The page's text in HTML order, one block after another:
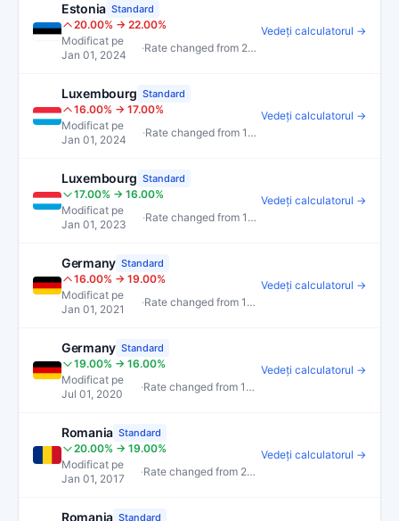
Estonia Standard
20.00% → 22.00%
Modificat pe
Jan 01, 2024
· Rate changed from 20.00% to 22.00%
Vedeți calculatorul →
Luxembourg Standard
16.00% → 17.00%
Modificat pe
Jan 01, 2024
· Rate changed from 16.00% to 17.00%
Vedeți calculatorul →
Luxembourg Standard
17.00% → 16.00%
Modificat pe
Jan 01, 2023
· Rate changed from 17.00% to 16.00%
Vedeți calculatorul →
Germany Standard
16.00% → 19.00%
Modificat pe
Jan 01, 2021
· Rate changed from 16.00% to 19.00%
Vedeți calculatorul →
Germany Standard
19.00% → 16.00%
Modificat pe
Jul 01, 2020
· Rate changed from 19.00% to 16.00%
Vedeți calculatorul →
Romania Standard
20.00% → 19.00%
Modificat pe
Jan 01, 2017
· Rate changed from 20.00% to 19.00%
Vedeți calculatorul →
Romania Standard